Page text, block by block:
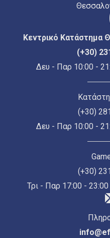
Κεντρικό Κατάστημα
(+30)
Δευ - Παρ 10:00 -
(+30)
Δευ - Παρ 10:00 -
(+30)
Τρι - Παρ 17:00 -